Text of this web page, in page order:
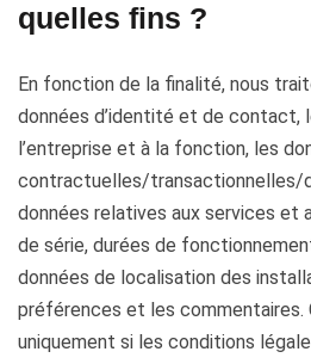
quelles fins ?
En fonction de la finalité, nous
données d’identité et de contact,
l’entreprise et à la fonction, les
contractuelles/transactionnelles/
données relatives aux services et
de série, durées de
données de localisation des
préférences et les commentaires.
uniquement si les conditions